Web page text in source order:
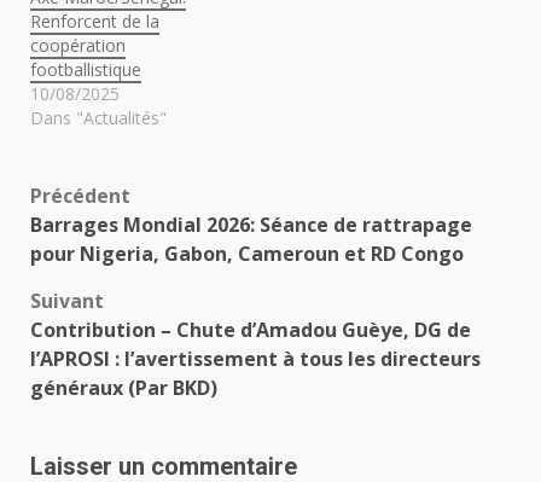
Renforcent de la
coopération
footballistique
10/08/2025
Dans "Actualités"
Navigation
d’article
Précédent
Barrages Mondial 2026: Séance de rattrapage
pour Nigeria, Gabon, Cameroun et RD Congo
Suivant
Contribution – Chute d’Amadou Guèye, DG de
l’APROSI : l’avertissement à tous les directeurs
généraux (Par BKD)
Laisser un commentaire